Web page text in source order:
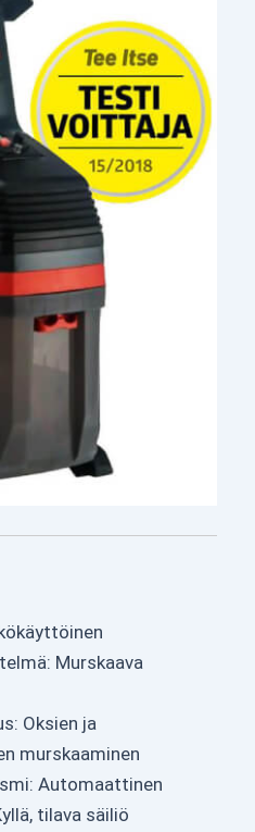
Murskaava
Oksien ja
murskaaminen
Automaattinen
tilava säiliö